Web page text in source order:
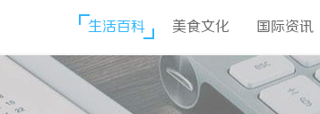
生活百科 美食文化 国际资讯